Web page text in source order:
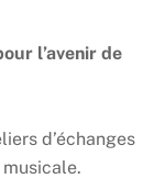
l’avenir de
d’échanges